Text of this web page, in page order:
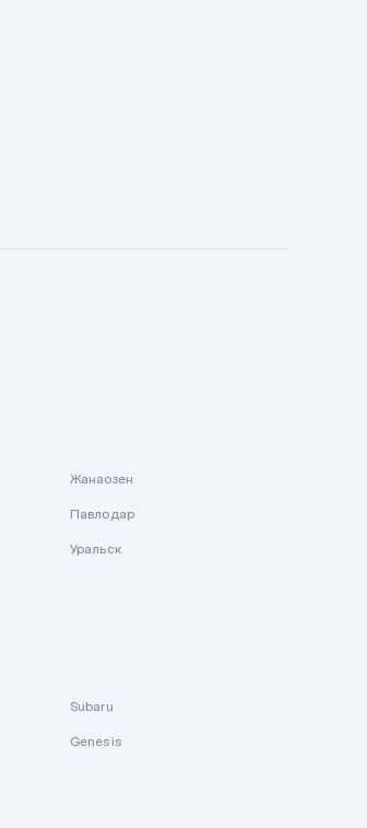
Жанаозен
Павлодар
Уральск
Subaru
Genesis